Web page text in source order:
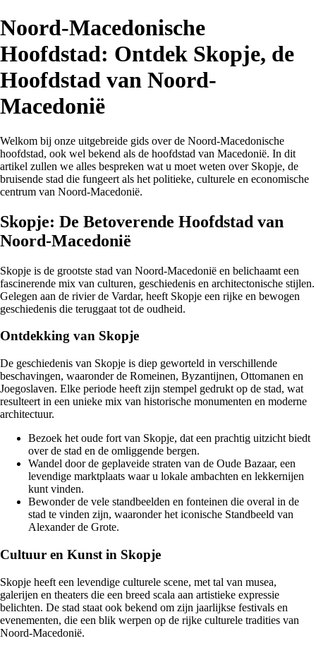
Noord-Macedonische
Hoofdstad: Ontdek Skopje, de
Hoofdstad van Noord-
Macedonië
Welkom bij onze uitgebreide gids over de Noord-Macedonische
hoofdstad, ook wel bekend als de hoofdstad van Macedonië. In dit
artikel zullen we alles bespreken wat u moet weten over Skopje, de
bruisende stad die fungeert als het politieke, culturele en economische
centrum van Noord-Macedonië.
Skopje: De Betoverende Hoofdstad van
Noord-Macedonië
Skopje is de grootste stad van Noord-Macedonië en belichaamt een
fascinerende mix van culturen, geschiedenis en architectonische stijlen.
Gelegen aan de rivier de Vardar, heeft Skopje een rijke en bewogen
geschiedenis die teruggaat tot de oudheid.
Ontdekking van Skopje
De geschiedenis van Skopje is diep geworteld in verschillende
beschavingen, waaronder de Romeinen, Byzantijnen, Ottomanen en
Joegoslaven. Elke periode heeft zijn stempel gedrukt op de stad, wat
resulteert in een unieke mix van historische monumenten en moderne
architectuur.
Bezoek het oude fort van Skopje, dat een prachtig uitzicht biedt
over de stad en de omliggende bergen.
Wandel door de geplaveide straten van de Oude Bazaar, een
levendige marktplaats waar u lokale ambachten en lekkernijen
kunt vinden.
Bewonder de vele standbeelden en fonteinen die overal in de
stad te vinden zijn, waaronder het iconische Standbeeld van
Alexander de Grote.
Cultuur en Kunst in Skopje
Skopje heeft een levendige culturele scene, met tal van musea,
galerijen en theaters die een breed scala aan artistieke expressie
belichten. De stad staat ook bekend om zijn jaarlijkse festivals en
evenementen, die een blik werpen op de rijke culturele tradities van
Noord-Macedonië.